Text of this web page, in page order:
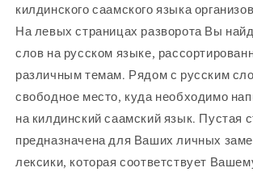
килдинского саамского языка
На левых страницах разворота Вы
слов на русском языке,
различным темам. Рядом с русским
свободное место, куда необходимо
на килдинский саамский язык. Пустая
предназначена для Ваших личных
лексики, которая соответствует